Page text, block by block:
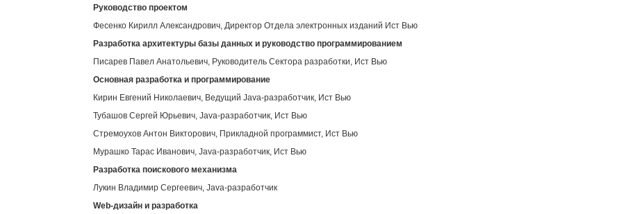
Руководство проектом
Фесенко Кирилл Александрович, Директор Отдела электронных изданий Ист Вью
Разработка архитектуры базы данных и руководство программированием
Писарев Павел Анатольевич, Руководитель Сектора разработки, Ист Вью
Основная разработка и программирование
Кирин Евгений Николаевич, Ведущий Java-разработчик, Ист Вью
Тубашов Сергей Юрьевич, Java-разработчик, Ист Вью
Стремоухов Антон Викторович, Прикладной программист, Ист Вью
Мурашко Тарас Иванович, Java-разработчик, Ист Вью
Разработка поискового механизма
Лукин Владимир Сергеевич, Java-разработчик
Web-дизайн и разработка